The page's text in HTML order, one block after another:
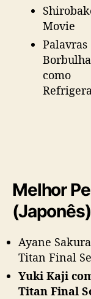
Movie
Palavras
como
Melhor
(Japonês)
Ayane
Titan Final
Yuki Kaji
Titan Final